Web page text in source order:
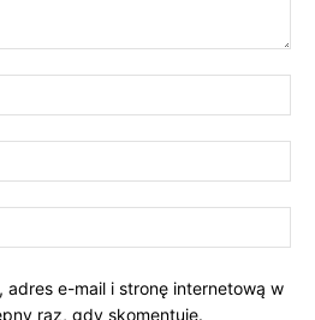
adres e-mail i stronę internetową w
raz, gdy skomentuję.